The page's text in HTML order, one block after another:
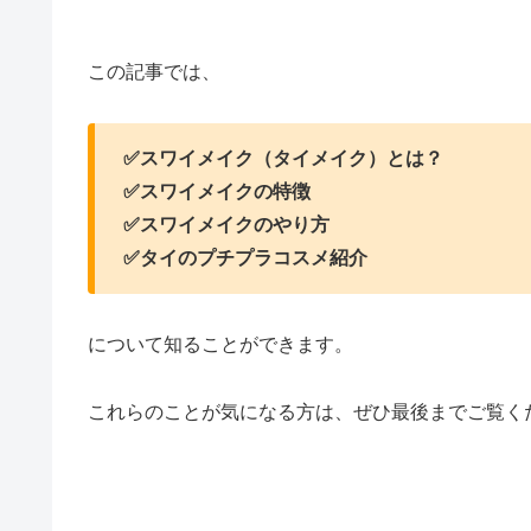
この記事では、
✅スワイメイク（タイメイク）とは？
✅スワイメイクの特徴
✅スワイメイクのやり方
✅タイのプチプラコスメ紹介
について知ることができます。
これらのことが気になる方は、ぜひ最後までご覧く